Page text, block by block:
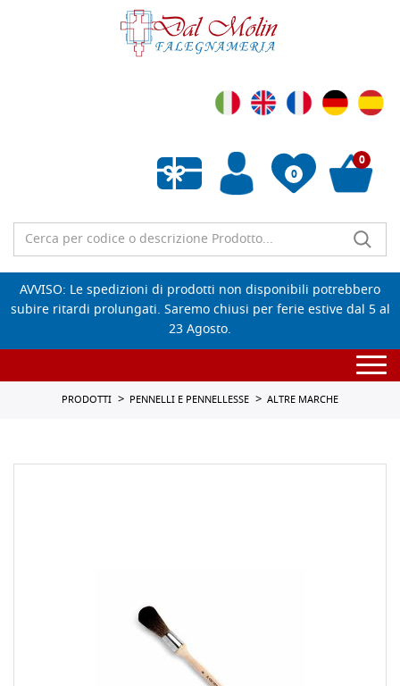
0
Wishlist vuota
0
AVVISO: Le spedizioni di prodotti non disponibili potrebbero
subire ritardi prolungati. Saremo chiusi per ferie estive dal 5 al
23 Agosto.
PRODOTTI PENNELLI E PENNELLESSE ALTRE MARCHE